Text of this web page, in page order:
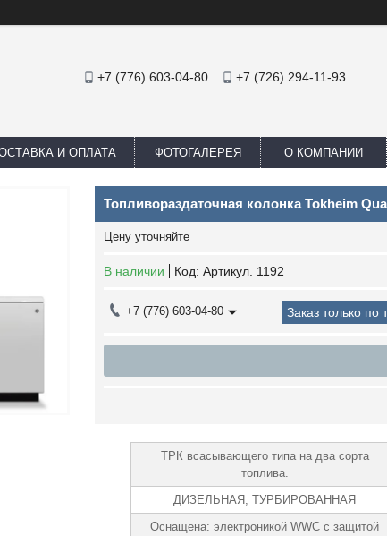
+7 (776) 603-04-80 +7 (726) 294-11-93
И ОПЛАТА ФОТОГАЛЕРЕЯ О КОМПАНИИ
Топливораздаточная колонка Tokheim
Цену уточняйте
В наличии Код: Артикул. 1192
+7 (776) 603-04-80 Заказ только по
ТРК всасывающего типа на два сорта
топлива.
ДИЗЕЛЬНАЯ, ТУРБИРОВАННАЯ
Оснащена: электроникой WWC с защитой